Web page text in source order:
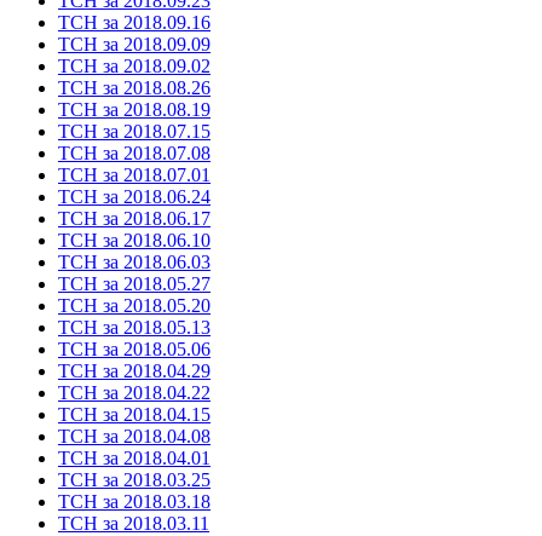
ТСН за 2018.09.16
ТСН за 2018.09.09
ТСН за 2018.09.02
ТСН за 2018.08.26
ТСН за 2018.08.19
ТСН за 2018.07.15
ТСН за 2018.07.08
ТСН за 2018.07.01
ТСН за 2018.06.24
ТСН за 2018.06.17
ТСН за 2018.06.10
ТСН за 2018.06.03
ТСН за 2018.05.27
ТСН за 2018.05.20
ТСН за 2018.05.13
ТСН за 2018.05.06
ТСН за 2018.04.29
ТСН за 2018.04.22
ТСН за 2018.04.15
ТСН за 2018.04.08
ТСН за 2018.04.01
ТСН за 2018.03.25
ТСН за 2018.03.18
ТСН за 2018.03.11